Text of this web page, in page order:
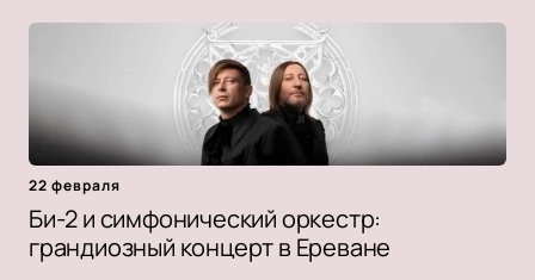
22 февраля
Би-2 и симфонический оркестр:
грандиозный концерт в Ереване